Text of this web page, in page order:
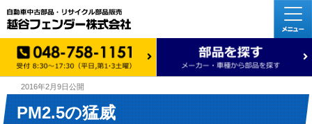
2016年2月9日公開
PM2.5の猛威